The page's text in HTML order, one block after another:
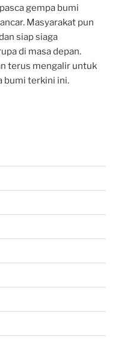
gempa bumi
Masyarakat pun
siap siaga
di masa depan.
terus mengalir untuk
bumi terkini ini.